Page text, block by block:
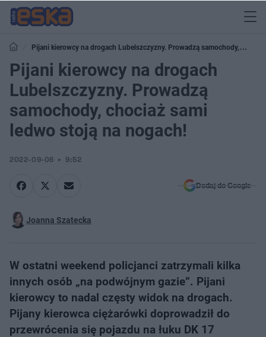
Pijani kierowcy na drogach Lubelszczyzny. Prowadzą samochody,
chociaż sami ledwo stoją na nogach!
Pijani kierowcy na drogach
Lubelszczyzny. Prowadzą
samochody, chociaż sami
ledwo stoją na nogach!
2022-09-06 9:52
Dodaj do Google
Joanna Szatecka
W ostatni weekend policjanci zatrzymali kilka
innych osób „na podwójnym gazie”. Pijani
kierowcy to nadal częsty widok na drogach.
Pijany kierowca ciężarówki doprowadził do
przewrócenia się pojazdu na łuku DK 17